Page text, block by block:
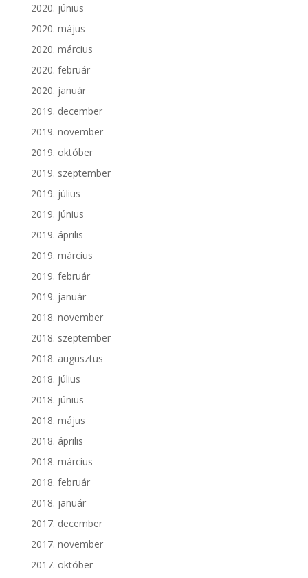
2020. június
2020. május
2020. március
2020. február
2020. január
2019. december
2019. november
2019. október
2019. szeptember
2019. július
2019. június
2019. április
2019. március
2019. február
2019. január
2018. november
2018. szeptember
2018. augusztus
2018. július
2018. június
2018. május
2018. április
2018. március
2018. február
2018. január
2017. december
2017. november
2017. október